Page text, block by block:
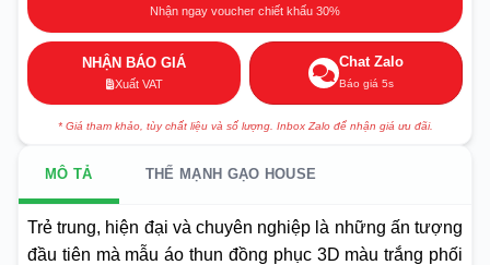
Nhận ngay voucher chiết khấu 30%
NHẬN BÁO GIÁ
Xuất VAT
Chat Zalo
Báo giá 5s
* Giá tham khảo, tùy chất liệu và số lượng. Inbox Zalo để nhận giá ưu đãi.
MÔ TẢ THẾ MẠNH GẠO HOUSE
Trẻ trung, hiện đại và chuyên nghiệp là những ấn tượng
đầu tiên mà mẫu áo thun đồng phục 3D màu trắng phối